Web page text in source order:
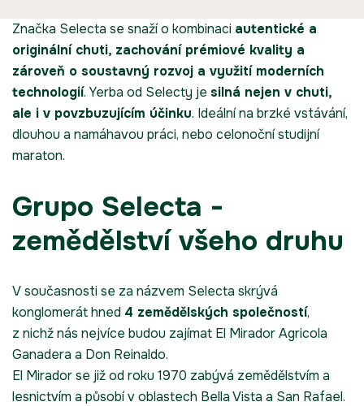
Značka Selecta se snaží o kombinaci autentické a
originální chuti, zachování prémiové kvality a
zároveň o soustavný rozvoj a využití moderních
technologií. Yerba od Selecty je silná nejen v chuti,
ale i v povzbuzujícím účinku. Ideální na brzké vstávání,
dlouhou a namáhavou práci, nebo celonoční studijní
maraton.
Grupo Selecta -
zemědělství všeho druhu
V současnosti se za názvem Selecta skrývá
konglomerát hned 4 zemědělských společností,
z nichž nás nejvíce budou zajímat El Mirador Agricola
Ganadera a Don Reinaldo.
El Mirador se již od roku 1970 zabývá zemědělstvím a
lesnictvím a působí v oblastech Bella Vista a San Rafael.